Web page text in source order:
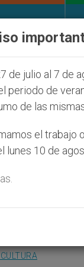
que
al
de la
de julio al 7 de
periodo de
de las
el trabajo
lunes 10 de